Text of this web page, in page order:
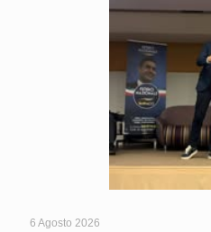
6 Agosto 2026